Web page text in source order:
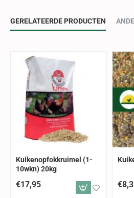
GERELATEERDE PRODUCTEN
Kuikenopfokkruimel (1-
10wkn) 20kg
€17,95